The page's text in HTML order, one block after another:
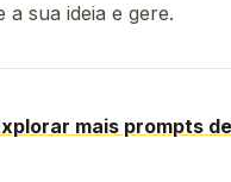
a sua ideia e gere.
mais prompts